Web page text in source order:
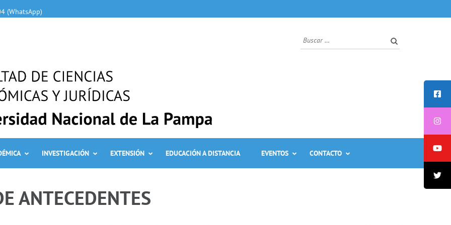
(WhatsApp)
Buscar:
INVESTIGACIÓN EXTENSIÓN EDUCACIÓN A DISTANCIA EVENTOS CONTACTO
ANTECEDENTES